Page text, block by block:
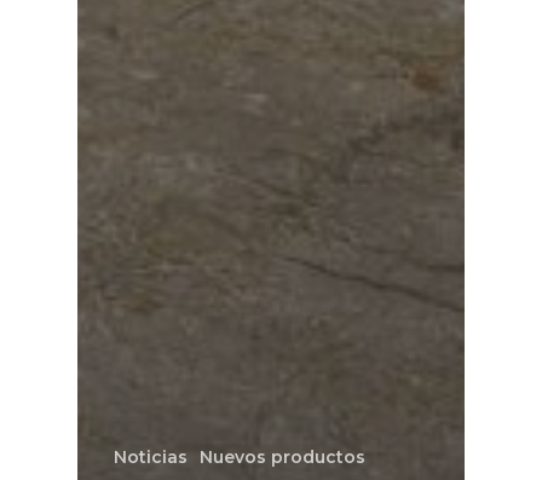
Noticias Nuevos productos